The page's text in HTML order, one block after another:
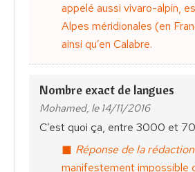
appelé aussi vivaro-alpin,
Alpes méridionales (en
ainsi qu’en Calabre.
Nombre exact de langues
Mohamed, le 14/11/2016
C’est quoi ça, entre 3000 et
Réponse de la
manifestement impossible